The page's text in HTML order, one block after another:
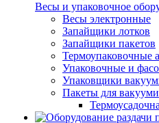
Весы и упаковочное
Весы электронные
Запайщики лотков
Запайщики пакетов
Термоупаковочные
Упаковочные и
Упаковщики
Пакеты для